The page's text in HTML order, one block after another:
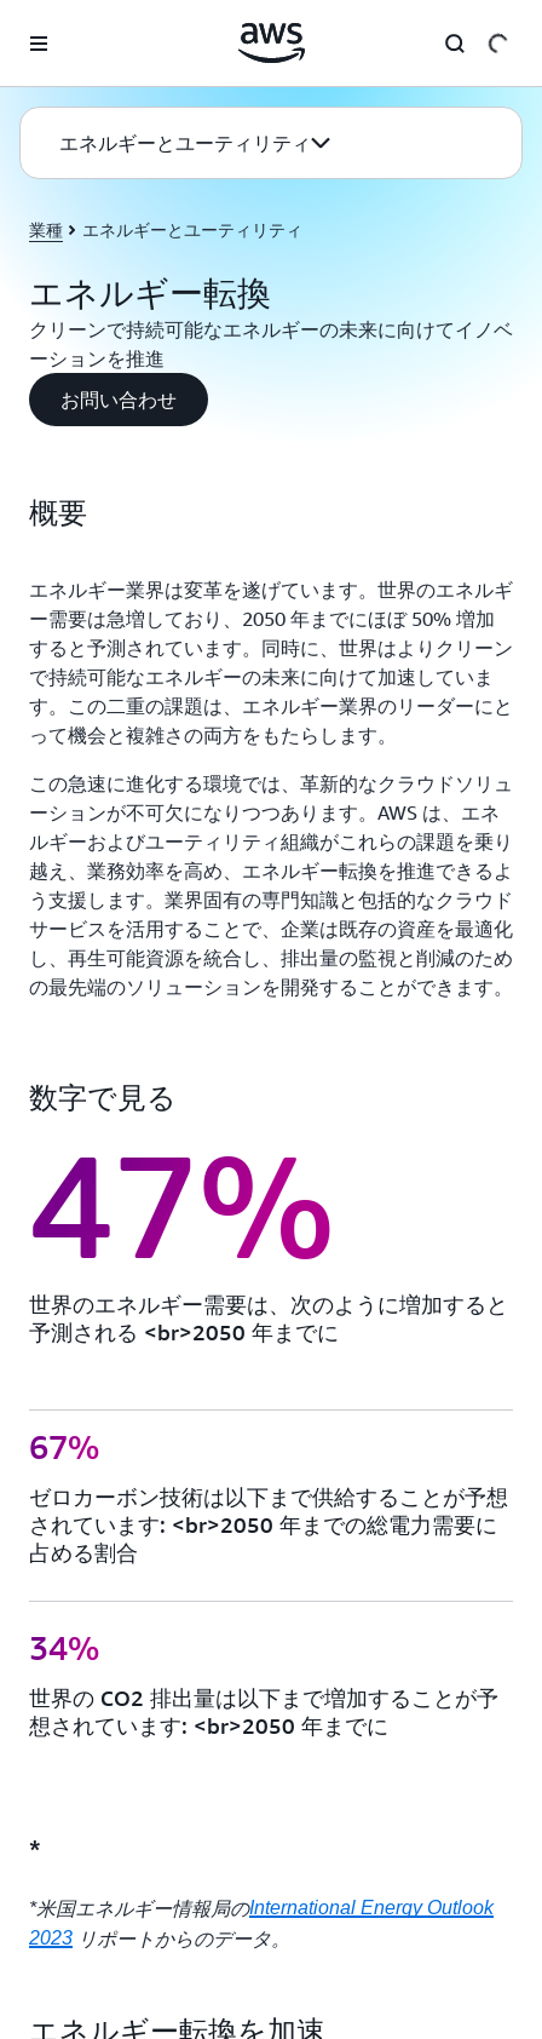
エネルギーとユーティリティ
業種 エネルギーとユーティリティ
エネルギー転換
クリーンで持続可能なエネルギーの未来に向けてイノベ
ーションを推進
お問い合わせ
概要
エネルギー業界は変革を遂げています。世界のエネルギ
ー需要は急増しており、2050 年までにほぼ 50% 増加
すると予測されています。同時に、世界はよりクリーン
で持続可能なエネルギーの未来に向けて加速していま
す。この二重の課題は、エネルギー業界のリーダーにと
って機会と複雑さの両方をもたらします。
この急速に進化する環境では、革新的なクラウドソリュ
ーションが不可欠になりつつあります。AWS は、エネ
ルギーおよびユーティリティ組織がこれらの課題を乗り
越え、業務効率を高め、エネルギー転換を推進できるよ
う支援します。業界固有の専門知識と包括的なクラウド
サービスを活用することで、企業は既存の資産を最適化
し、再生可能資源を統合し、排出量の監視と削減のため
の最先端のソリューションを開発することができます。
数字で見る
47%
世界のエネルギー需要は、次のように増加すると
予測される <br>2050 年までに
67%
ゼロカーボン技術は以下まで供給することが予想
されています: <br>2050 年までの総電力需要に
占める割合
34%
世界の CO2 排出量は以下まで増加することが予
想されています: <br>2050 年までに
*
*米国エネルギー情報局のInternational Energy Outlook
2023 リポートからのデータ。
エネルギー転換を加速